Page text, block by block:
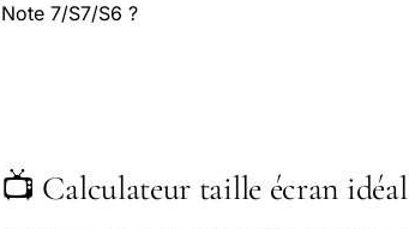
Note 7/S7/S6 ?
📺 Calculateur taille écran idéal